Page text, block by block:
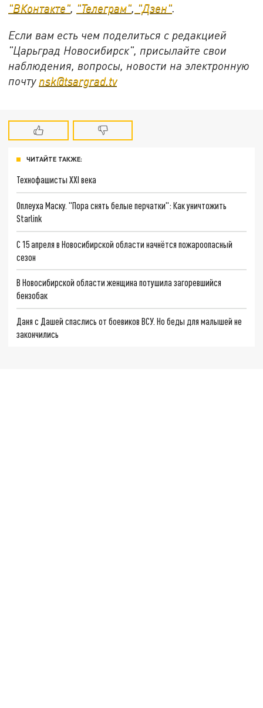
"ВКонтакте", "Телеграм", "Дзен".
Если вам есть чем поделиться с редакцией
"Царьград Новосибирск", присылайте свои
наблюдения, вопросы, новости на электронную
почту nsk@tsargrad.tv
ЧИТАЙТЕ ТАКЖЕ:
Технофашисты XXI века
Оплеуха Маску. "Пора снять белые перчатки": Как уничтожить
Starlink
С 15 апреля в Новосибирской области начнётся пожароопасный
сезон
В Новосибирской области женщина потушила загоревшийся
бензобак
Даня с Дашей спаслись от боевиков ВСУ. Но беды для малышей не
закончились